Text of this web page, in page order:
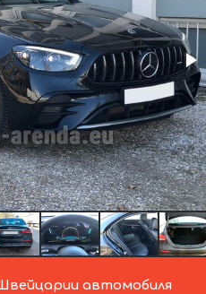
автомобиля